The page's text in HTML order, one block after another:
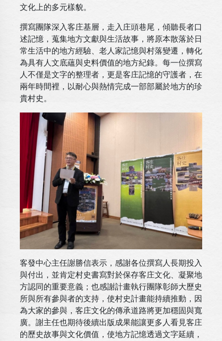
文化上的多元樣貌。
撰寫團隊深入客庄基層，走入庄頭巷尾，傾聽長者口
述記憶，蒐集地方文獻與生活故事，將原本散落於日
常生活中的地方經驗、老人家記憶與村落變遷，轉化
為具有人文底蘊與史料價值的地方紀錄。每一位撰寫
人不僅是文字的整理者，更是客庄記憶的守護者，在
兩年時間裡，以耐心與熱情完成一部部屬於地方的珍
貴村史。
客發中心主任謝勝信表示，感謝各位撰寫人長期投入
與付出，並肯定村史書寫對於保存客庄文化、凝聚地
方認同的重要意義；也感謝計畫執行團隊彰師大歷史
所與所有參與者的支持，使村史計畫能持續推動，因
為大家的參與，客庄文化的傳承道路將更加穩固與寬
廣。謝主任也期待後續出版成果能讓更多人看見客庄
的歷史故事與文化價值，使地方記憶透過文字延續，